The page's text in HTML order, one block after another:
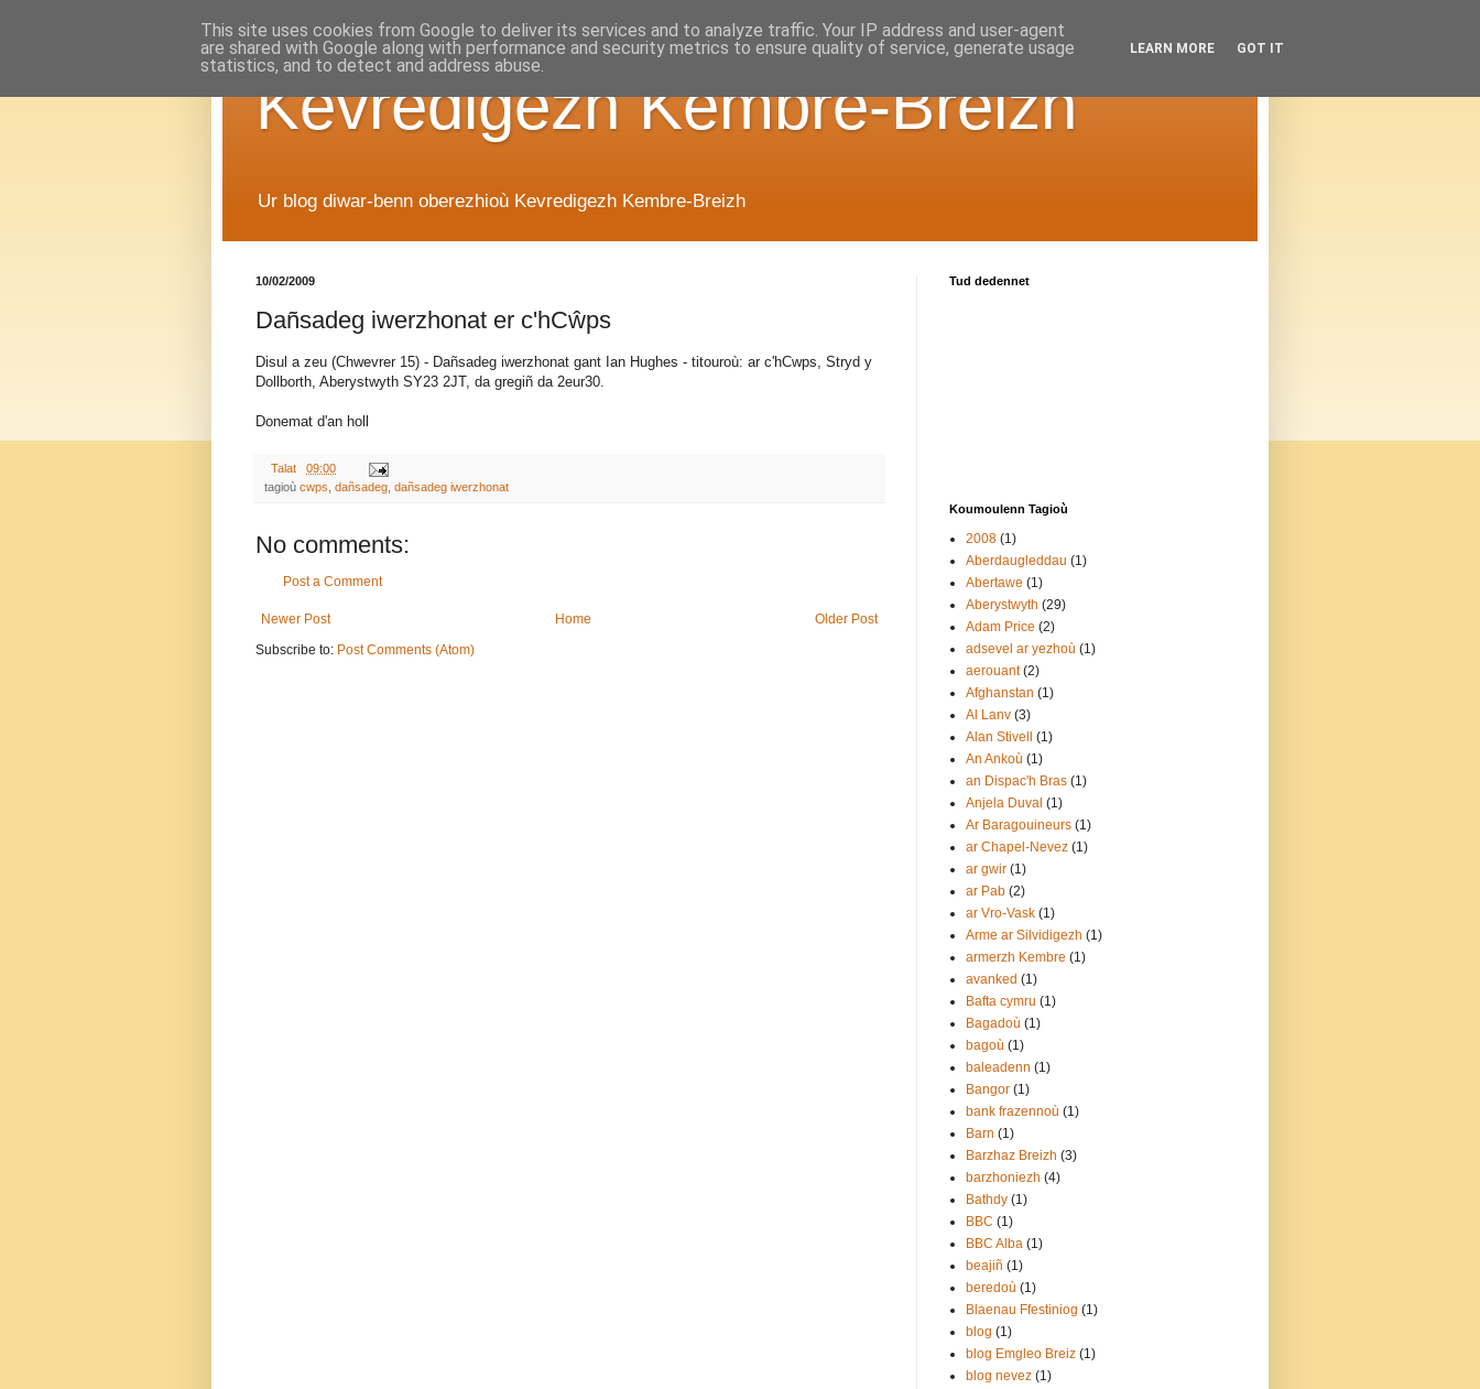
Kevredigezh Kembre-Breizh
Ur blog diwar-benn oberezhioù Kevredigezh Kembre-Breizh
10/02/2009
Dañsadeg iwerzhonat er c'hCŵps
Disul a zeu (Chwevrer 15) - Dañsadeg iwerzhonat gant Ian Hughes - titouroù: ar c'hCwps, Stryd y
Dollborth, Aberystwyth SY23 2JT, da gregiñ da 2eur30.
Donemat d'an holl
Talat
09:00
tagioù cwps dañsadeg dañsadeg iwerzhonat
No comments:
Post a Comment
Newer Post Older Post
Home
Subscribe to: Post Comments (Atom)
Tud dedennet
Koumoulenn Tagioù
2008 (1)
Aberdaugleddau (1)
Abertawe (1)
Aberystwyth (29)
Adam Price (2)
adsevel ar yezhoù (1)
aerouant (2)
Afghanstan (1)
Al Lanv (3)
Alan Stivell
(1)
An Ankoù (1)
an Dispac'h Bras (1)
Anjela Duval (1)
Ar Baragouineurs (1)
ar Chapel-Nevez (1)
ar gwir (1)
ar Pab (2)
ar Vro-Vask (1)
Arme ar Silvidigezh (1)
armerzh Kembre (1)
avanked (1)
Bafta cymru (1)
Bagadoù (1)
bagoù (1)
baleadenn (1)
Bangor (1)
bank frazennoù (1)
Barn (1)
Barzhaz Breizh (3)
barzhoniezh (4)
Bathdy (1)
BBC (1)
BBC Alba (1)
beajiñ (1)
beredoù (1)
Blaenau Ffestiniog (1)
blog (1)
blog Emgleo Breiz (1)
blog nevez (1)
This site uses cookies from Google to deliver its services and to analyze traffic. Your IP address and user-agent
are shared with Google along with performance and security metrics to ensure quality of service, generate usage
statistics, and to detect and address abuse.
LEARN MORE GOT IT